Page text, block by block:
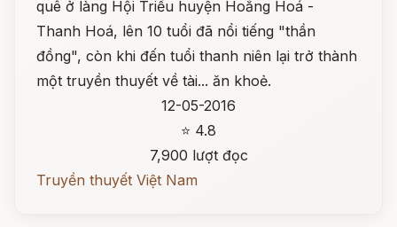
quê ở làng Hội Triều huyện Hoằng Hoá -
Thanh Hoá, lên 10 tuổi đã nổi tiếng "thần
đồng", còn khi đến tuổi thanh niên lại trở thành
một truyền thuyết về tài... ăn khoẻ.
12-05-2016
⭐ 4.8
7,900 lượt đọc
Truyền thuyết Việt Nam